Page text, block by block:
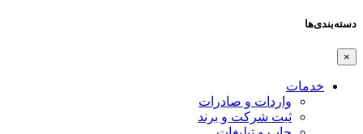
و صادرات
شرکت و برند